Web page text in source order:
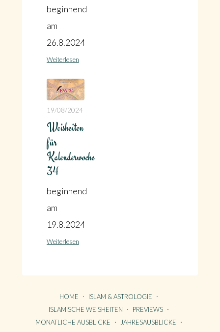
beginnend
am
26.8.2024
Weiterlesen
19/08/2024
Weisheiten
für
Kalenderwoche
34
beginnend
am
19.8.2024
Weiterlesen
HOME
ISLAM & ASTROLOGIE
ISLAMISCHE WEISHEITEN
PREVIEWS
MONATLICHE AUSBLICKE
JAHRESAUSBLICKE